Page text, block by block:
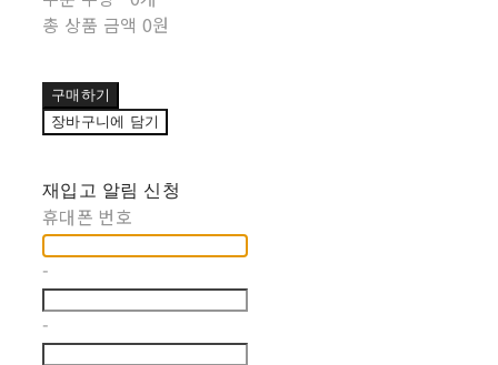
총 상품 금액 0원
구매하기
장바구니에 담기
재입고 알림 신청
휴대폰 번호
-
-